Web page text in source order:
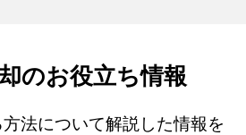
のお役立ち情報
法について解説した情報を